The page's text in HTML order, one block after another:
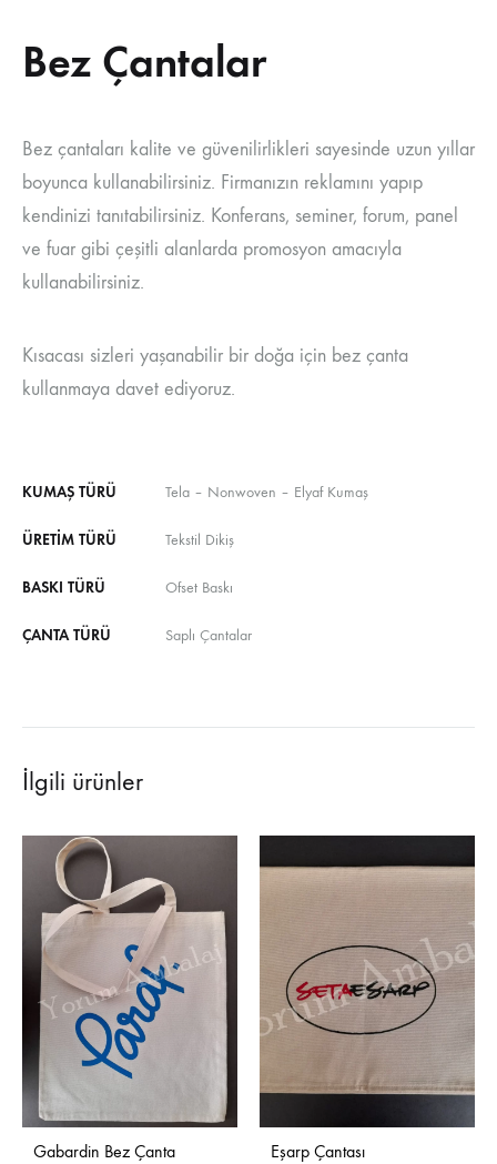
Bez Çantalar
Bez çantaları kalite ve güvenilirlikleri sayesinde uzun yıllar
boyunca kullanabilirsiniz. Firmanızın reklamını yapıp
kendinizi tanıtabilirsiniz. Konferans, seminer, forum, panel
ve fuar gibi çeşitli alanlarda promosyon amacıyla
kullanabilirsiniz.
Kısacası sizleri yaşanabilir bir doğa için bez çanta
kullanmaya davet ediyoruz.
KUMAŞ TÜRÜ Tela – Nonwoven – Elyaf Kumaş
ÜRETIM TÜRÜ Tekstil Dikiş
BASKI TÜRÜ Ofset Baskı
ÇANTA TÜRÜ Saplı Çantalar
İlgili ürünler
Gabardin Bez Çanta Eşarp Çantası